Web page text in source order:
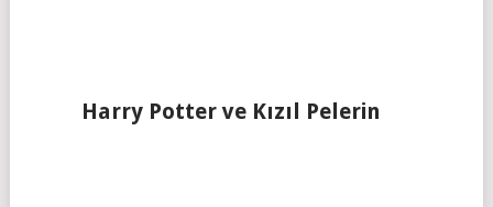
Harry Potter ve Kızıl Pelerin